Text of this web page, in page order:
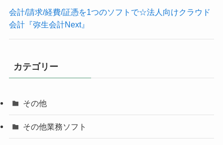
会計/請求/経費/証憑を1つのソフトで☆法人向けクラウド
会計『弥生会計Next』
カテゴリー
その他
その他業務ソフト